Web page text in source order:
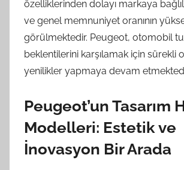
özelliklerinden dolayı markaya
ve genel memnuniyet oranının
görülmektedir. Peugeot, otomobil
beklentilerini karşılamak için sürekli
yenilikler yapmaya devam
Peugeot’un Tasarım
Modelleri: Estetik ve
İnovasyon Bir Arada